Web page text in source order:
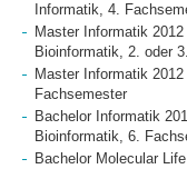
Informatik, 4.
Master Informatik
Bioinformatik, 2. oder
Master Informatik
Fachsemester
Bachelor Informatik
Bioinformatik, 6.
Bachelor Molecular